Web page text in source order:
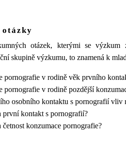
otázky
otázek, kterými se výzkum
skupině výzkumu, to znamená k
pornografie v rodině věk prvního
pornografie v rodině pozdější
osobního kontaktu s pornografií vliv
kontakt s pornografií?
konzumace pornografie?